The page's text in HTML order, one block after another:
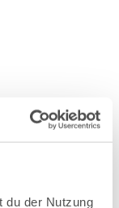
du der Nutzung